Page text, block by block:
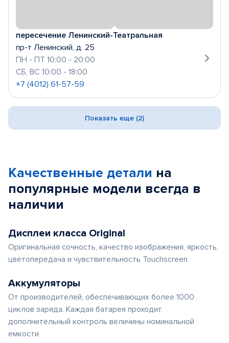
пересечение Ленинский-Театральная
пр-т Ленинский, д. 25
ПН - ПТ 10:00 - 20:00
СБ, ВС 10:00 - 18:00
+7 (4012) 61-57-59
Показать еще (2)
Качественные детали на
популярные модели всегда в
наличии
Дисплеи класса Original
Оригинальная сочность, качество изображения, яркость,
цветопередача и чувствительность Touchscreen
Аккумуляторы
От производителей, обеспечивающих более 1000
циклов заряда. Каждая батарея проходит
дополнительный контроль величины номинальной
емкости